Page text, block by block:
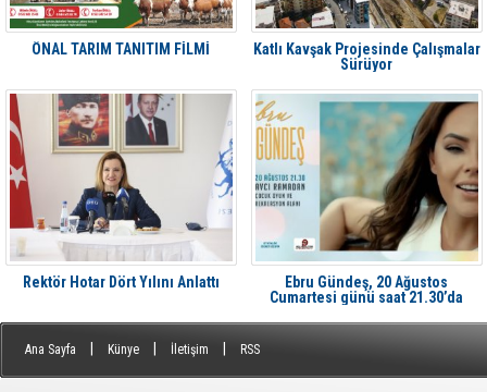
ÖNAL TARIM TANITIM FİLMİ
Katlı Kavşak Projesinde Çalışmalar
Sürüyor
Rektör Hotar Dört Yılını Anlattı
Ebru Gündeş, 20 Ağustos
Cumartesi günü saat 21.30’da
Ana Sayfa Künye İletişim RSS